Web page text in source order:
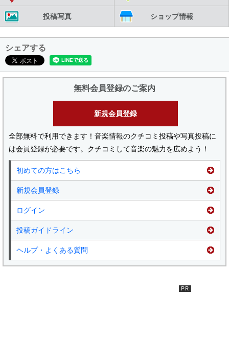
投稿写真 ショップ情報
シェアする
無料会員登録のご案内
新規会員登録
全部無料で利用できます！音楽情報のクチコミ投稿や写真投稿に
は会員登録が必要です。クチコミして音楽の魅力を広めよう！
初めての方はこちら
新規会員登録
ログイン
投稿ガイドライン
ヘルプ・よくある質問